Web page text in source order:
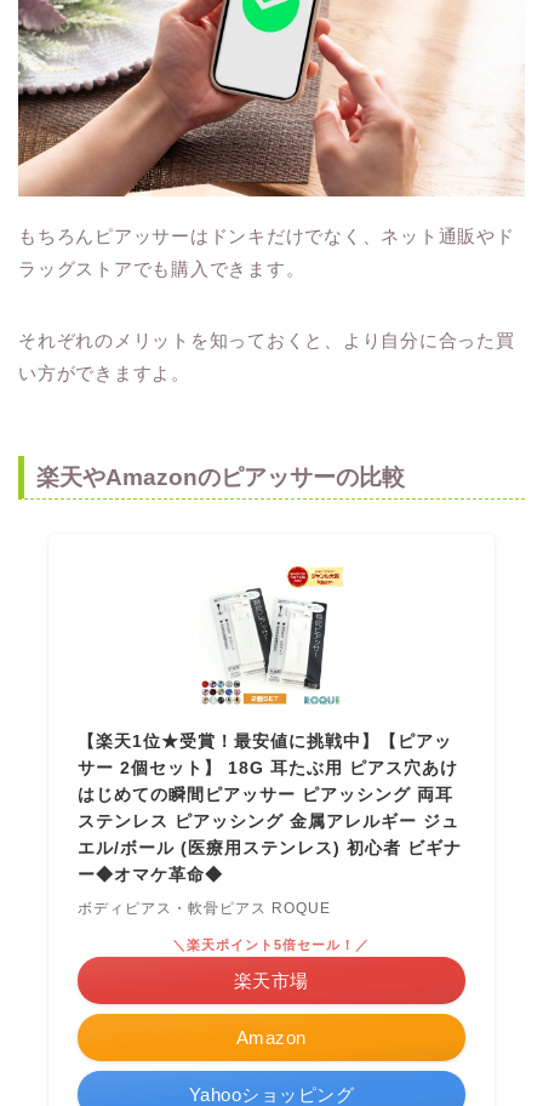
もちろんピアッサーはドンキだけでなく、ネット通販やド
ラッグストアでも購入できます。
それぞれのメリットを知っておくと、より自分に合った買
い方ができますよ。
楽天やAmazonのピアッサーの比較
【楽天1位★受賞！最安値に挑戦中】【ピアッ
サー 2個セット】 18G 耳たぶ用 ピアス穴あけ
はじめての瞬間ピアッサー ピアッシング 両耳
ステンレス ピアッシング 金属アレルギー ジュ
エル/ボール (医療用ステンレス) 初心者 ビギナ
ー◆オマケ革命◆
ボディピアス・軟骨ピアス ROQUE
Amazon
＼楽天ポイント5倍セール！／
楽天市場
Yahooショッピング